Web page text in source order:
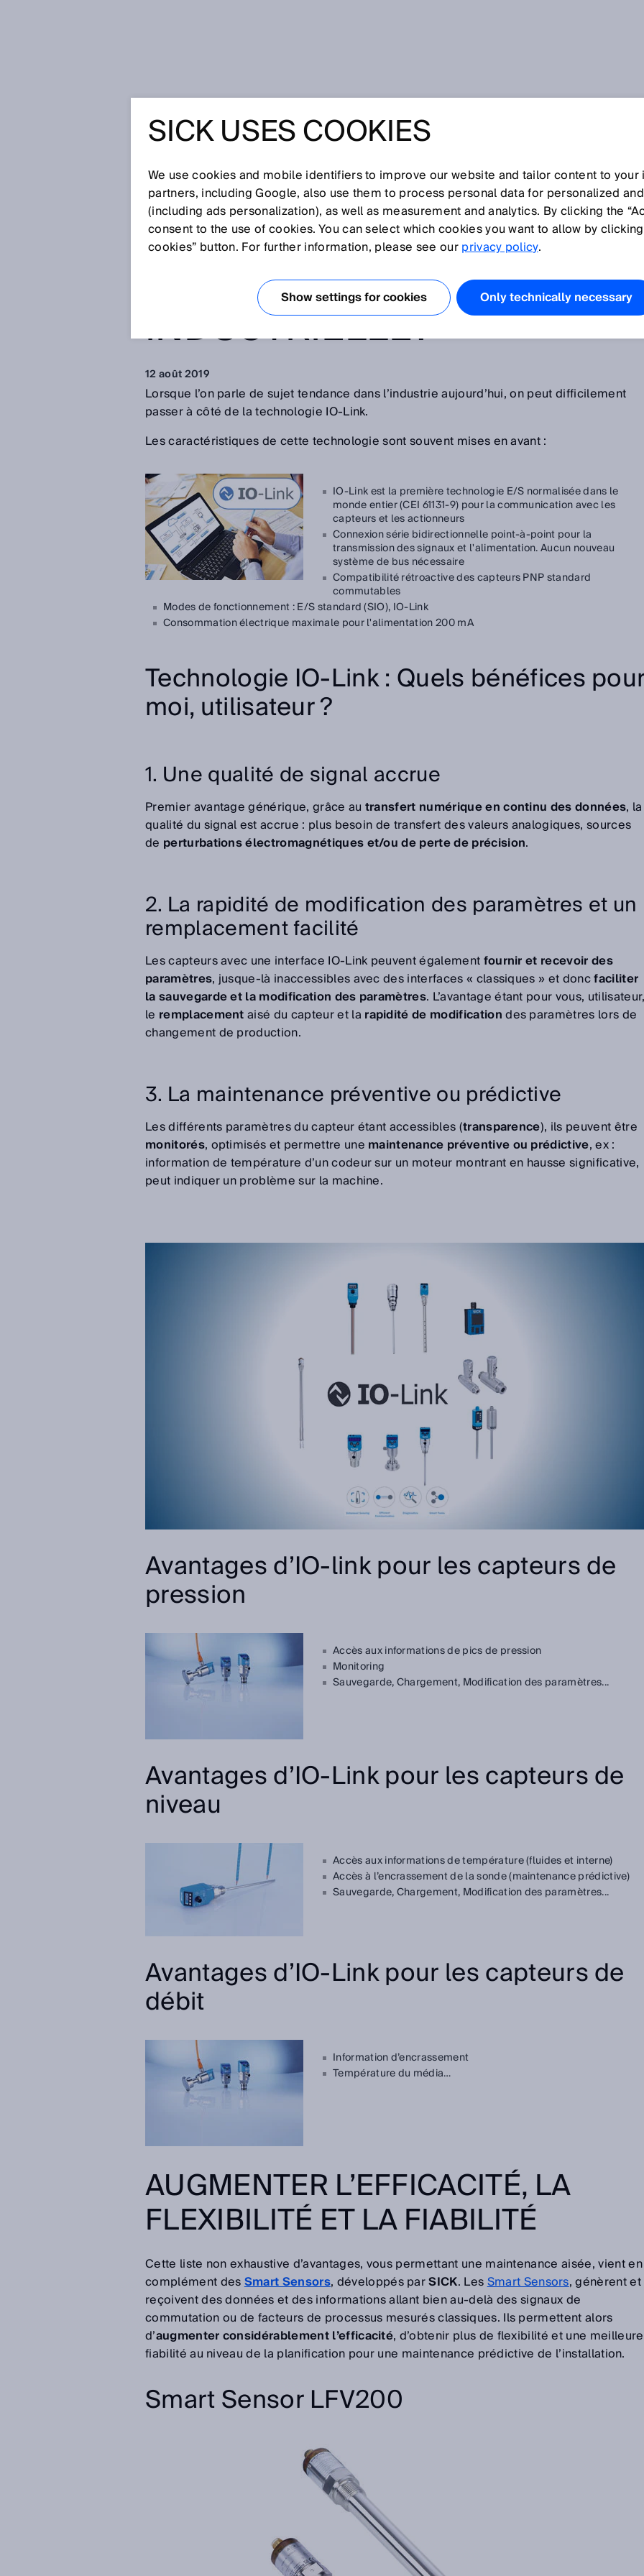
POURQUOI UTILISER IO-
LINK POUR VOS MESURES
PROCESS EN
INSTRUMENTATION
INDUSTRIELLE?
12 août 2019
Lorsque l’on parle de sujet tendance dans l’industrie aujourd’hui, on peut difficilement
passer à côté de la technologie IO-Link.
Les caractéristiques de cette technologie sont souvent mises en avant :
IO-Link est la première technologie E/S normalisée dans le
monde entier (CEI 61131-9) pour la communication avec les
capteurs et les actionneurs
Connexion série bidirectionnelle point-à-point pour la
transmission des signaux et l'alimentation. Aucun nouveau
système de bus nécessaire
Compatibilité rétroactive des capteurs PNP standard
commutables
Modes de fonctionnement : E/S standard (SIO), IO-Link
Consommation électrique maximale pour l'alimentation 200 mA
Technologie IO-Link : Quels bénéfices
moi, utilisateur ?
1. Une qualité de signal accrue
Premier avantage générique, grâce au transfert numérique en continu des données, la
qualité du signal est accrue : plus besoin de transfert des valeurs analogiques, sources
de perturbations électromagnétiques et/ou de perte de précision.
2. La rapidité de modification des paramètres et un
remplacement facilité
Les capteurs avec une interface IO-Link peuvent égalementfournir et recevoir des
paramètres, jusque-là inaccessibles avec des interfaces « classiques » et doncfaciliter
la sauvegarde et la modification des paramètres. L’avantage étant pour vous,
le remplacementaisé du capteur et la rapidité de modificationdes paramètres lors de
changement de production.
3. La maintenance préventive ou prédictive
Les différents paramètres du capteur étant accessibles (transparence), ils peuvent être
monitorés, optimisés et permettre une maintenance préventive ou prédictive, ex :
information de température d’un codeur sur un moteur montrant en hausse significative,
peut indiquer un problème sur la machine.
Avantages d’IO-link pour les capteurs de
pression
Accès aux informations de pics de pression
Monitoring
Sauvegarde, Chargement, Modification des paramètres...
Avantages d’IO-Link pour les capteurs de
niveau
Accès aux informations de température (fluides et interne)
Accès à l’encrassement de la sonde (maintenance prédictive)
Sauvegarde, Chargement, Modification des paramètres...
Avantages d’IO-Link pour les capteurs de
débit
Information d’encrassement
Température du média…
AUGMENTER L’EFFICACITÉ, LA
FLEXIBILITÉ ET LA FIABILITÉ
Cette liste non exhaustive d’avantages, vous permettant une maintenance aisée, vient en
complément desSmart Sensors, développés parSICK. LesSmart Sensors, génèrent et
reçoivent des données et des informations allant bien au-delà des signaux de
commutation ou de facteurs de processus mesurés classiques. Ils permettent alors
d’augmenter considérablement l’efficacité, d’obtenir plus de flexibilité et une meilleure
fiabilité au niveau de la planification pour une maintenance prédictive de l’installation.
Smart Sensor LFV200
SICK USES COOKIES
We use cookies and mobile identifiers to improve our website and tailor content to
partners, including Google, also use them to process personal data for personalized
(including ads personalization), as well as measurement and analytics. By clicking the
consent to the use of cookies. You can select which cookies you want to allow by
cookies” button. For further information, please see ourprivacy policy.
Show settings for cookies Only technically necessary